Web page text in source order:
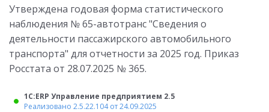
Утверждена годовая форма статистического
наблюдения № 65-автотранс "Сведения о
деятельности пассажирского автомобильного
транспорта" для отчетности за 2025 год. Приказ
Росстата от 28.07.2025 № 365.
1С:ERP Управление предприятием 2.5
Реализовано 2.5.22.104 от 24.09.2025